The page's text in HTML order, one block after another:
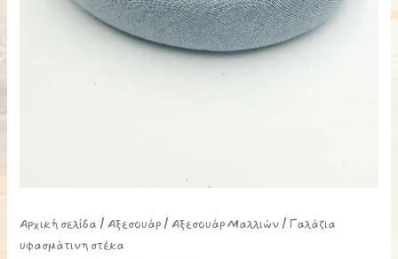
Αρχική σελίδα /Αξεσουάρ/Αξεσουάρ Μαλλιών/ Γαλάζια
υφασμάτινη στέκα